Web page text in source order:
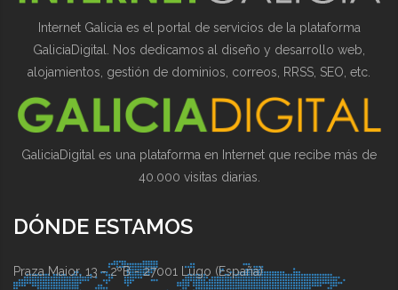
Internet Galicia es el portal de servicios de la plataforma
GaliciaDigital. Nos dedicamos al diseño y desarrollo web,
alojamientos, gestión de dominios, correos, RRSS, SEO, etc.
GaliciaDigital es una plataforma en Internet que recibe más de
40.000 visitas diarias.
DÓNDE ESTAMOS
Praza Maior, 13 - 2ºB - 27001 Lugo (España)